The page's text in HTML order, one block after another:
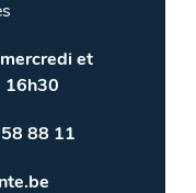
et
16h30
88 11